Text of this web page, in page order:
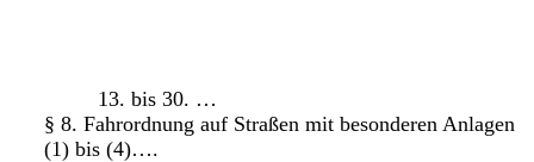
13. bis 30. …
§ 8. Fahrordnung auf Straßen mit besonderen Anlagen
(1) bis (4)….